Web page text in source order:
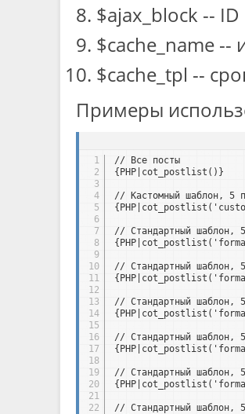
$ajax_block --
$cache_name --
$cache_tpl --
Примеры
1
2
3
4
5
6
7
8
9
10
11
12
13
14
15
16
17
18
19
20
21
22
// Все посты
{PHP|cot_postlist()}
// Кастомный шаблон, 5
// Стандартный шаблон,
// Стандартный шаблон,
// Стандартный шаблон,
// Стандартный шаблон,
// Стандартный шаблон,
// Стандартный шаблон,